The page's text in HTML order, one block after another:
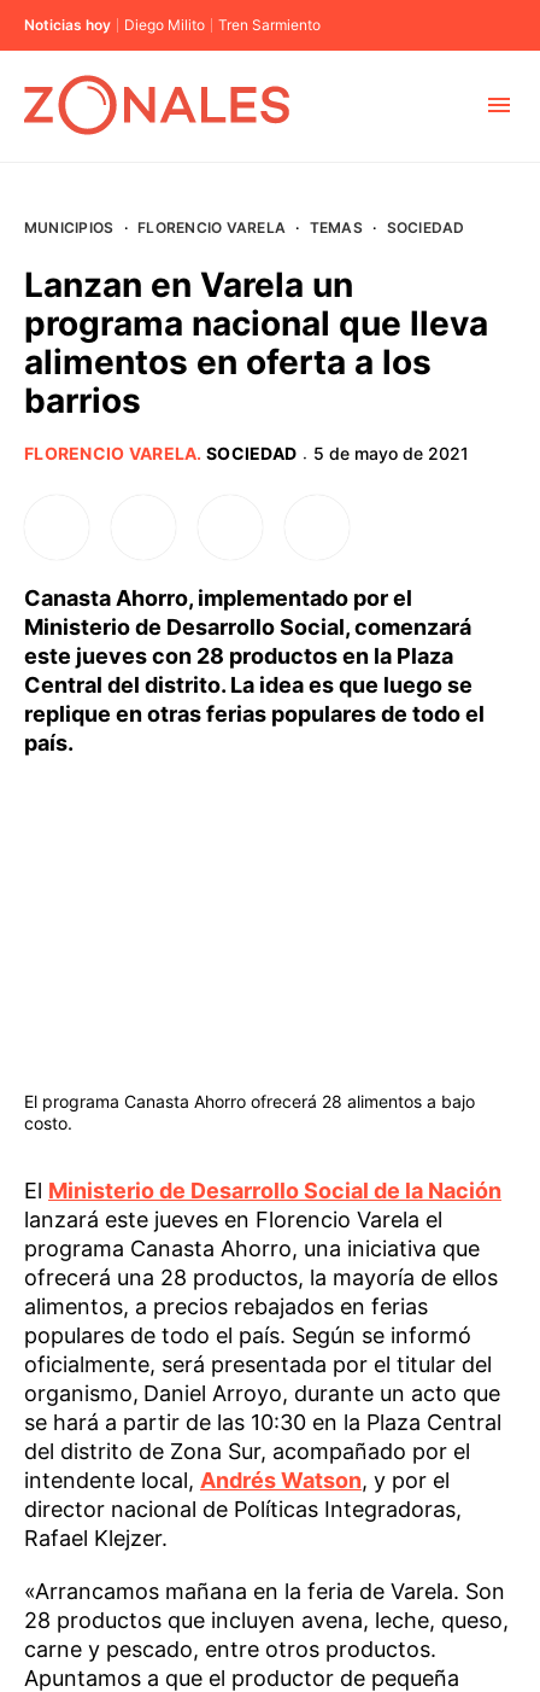
Noticias hoy Diego Milito Tren Sarmiento
BUENOS AIRES
PROVINCIAS
MUNICIPIOS · FLORENCIO VARELA · TEMAS · SOCIEDAD
Lanzan en Varela un
programa nacional que lleva
alimentos en oferta a los
barrios
FLORENCIO VARELA.SOCIEDAD · 5 de mayo de 2021
Canasta Ahorro, implementado por el
Ministerio de Desarrollo Social, comenzará
este jueves con 28 productos en la Plaza
Central del distrito. La idea es que luego se
replique en otras ferias populares de todo el
país.
El programa Canasta Ahorro ofrecerá 28 alimentos a bajo
costo.
El Ministerio de Desarrollo Social de la Nación
lanzará este jueves en Florencio Varela el
programa Canasta Ahorro, una iniciativa que
ofrecerá una 28 productos, la mayoría de ellos
alimentos, a precios rebajados en ferias
populares de todo el país. Según se informó
oficialmente, será presentada por el titular del
organismo, Daniel Arroyo, durante un acto que
se hará a partir de las 10:30 en la Plaza Central
del distrito de Zona Sur, acompañado por el
intendente local, Andrés Watson, y por el
director nacional de Políticas Integradoras,
Rafael Klejzer.
«Arrancamos mañana en la feria de Varela. Son
28 productos que incluyen avena, leche, queso,
carne y pescado, entre otros productos.
Apuntamos a que el productor de pequeña